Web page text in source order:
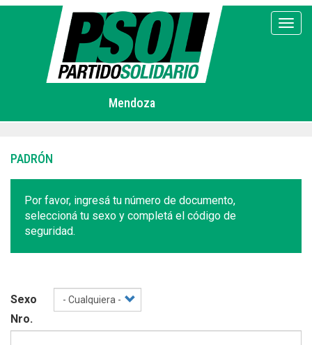
Pasar
Mendoza
PADRÓN
Por favor, ingresá tu número de documento,
seleccioná tu sexo y completá el código de
seguridad.
Sexo
Nro.